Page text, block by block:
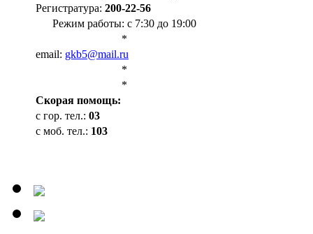
Регистратура: 200-22-56
Режим работы: с 7:30 до 19:00
*
email: gkb5@mail.ru
*
*
Cкорая помощь:
с гор. тел.: 03
с моб. тел.: 103